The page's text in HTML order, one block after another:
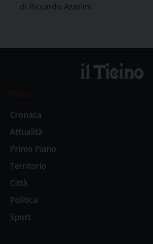
di Riccardo Azzolini
News
Cronaca
Attualità
Primo Piano
Territorio
Città
Politica
Sport